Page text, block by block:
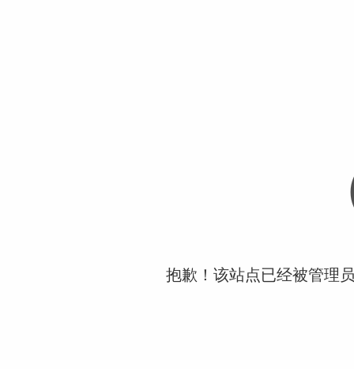
抱歉！该站点已经被管理